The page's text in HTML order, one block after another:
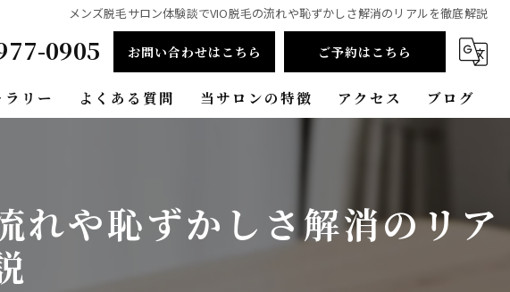
メンズ脱毛サロン体験談でVIO脱毛の流れや恥ずかしさ解消のリアルを徹底解説
0905 お問い合わせはこちら ご予約はこちら
ラリー よくある質問 当サロンの特徴
都度払い
アクセス ブログ
れや恥ずかしさ解消のリア